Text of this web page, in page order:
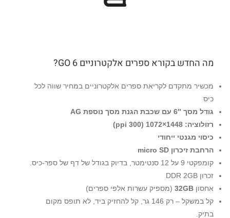
מה החדש בקורא ספרים אלקטרוניים GO 6?
מכשיר מתקדם לקריאת ספרים אלקטרוניים במחיר שווה לכל
כיס
גודל מסך 6″ עם שכבת הגנת מסך נוספת AG
רזולוציה: 1448×1072
(300 ppi)
כיסוי מגנטי ייחודי
הרחבת זיכרון micro SD
קומפקטי 9 על 12 סנטימטר, בדיוק בגודל של דף של ספר-כיס.
זכרון DDR 2GB
אחסון32GB (מספיק עשרות אלפי ספרים)
קל במשקל – רק 146 גר, קל להחזיק ביד, לא תופס מקום
בתיק.